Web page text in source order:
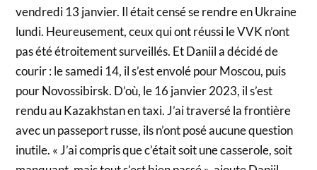
vendredi 13 janvier. Il était censé se rendre en Ukraine
lundi. Heureusement, ceux qui ont réussi le VVK n’ont
pas été étroitement surveillés. Et Daniil a décidé de
courir : le samedi 14, il s’est envolé pour Moscou, puis
pour Novossibirsk. D’où, le 16 janvier 2023, il s’est
rendu au Kazakhstan en taxi. J’ai traversé la frontière
avec un passeport russe, ils n’ont posé aucune question
inutile. « J’ai compris que c’était soit une casserole, soit